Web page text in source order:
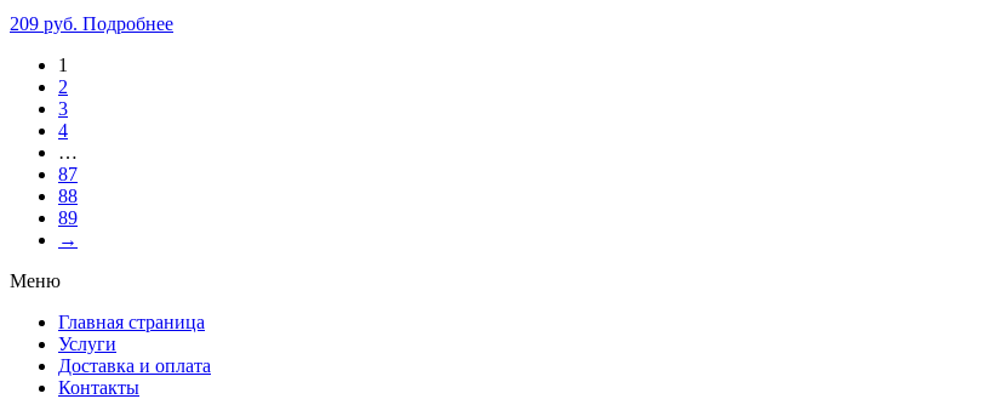
209 руб. Подробнее
1
2
3
4
…
87
88
89
→
Меню
Главная страница
Услуги
Доставка и оплата
Контакты